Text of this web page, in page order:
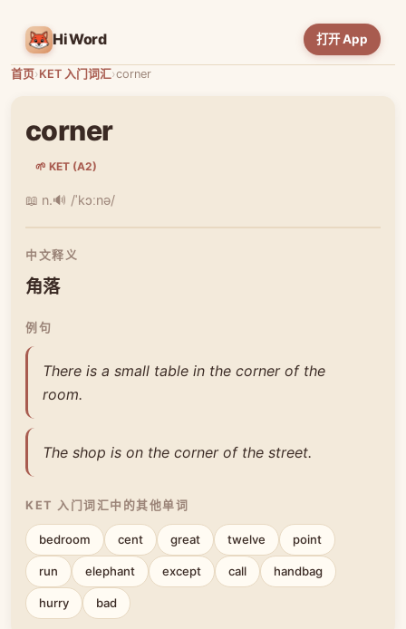
HiWord 打开 App
首页›KET 入门词汇›corner
corner
🌱 KET (A2)
📖 n.🔊 /ˈkɔːnə/
中文释义
角落
例句
There is a small table in the corner of the
room.
The shop is on the corner of the street.
KET 入门词汇中的其他单词
bedroom cent great twelve point
run elephant except call handbag
hurry bad